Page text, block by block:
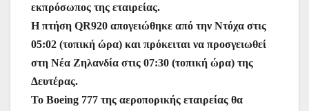
εκπρόσωπος της εταιρείας.
Η πτήση QR920 απογειώθηκε από την Ντόχα στις
05:02 (τοπική ώρα) και πρόκειται να προσγειωθεί
στη Νέα Ζηλανδία στις 07:30 (τοπική ώρα) της
Δευτέρας.
Το Boeing 777 της αεροπορικής εταιρείας θα